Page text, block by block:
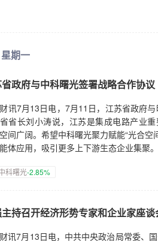
期一
政府与中科曙光签署战略合作协议
讯7月13日电，7月11日，江苏省政府
省长刘小涛说，江苏是集成电路产业
间广阔。希望中科曙光聚力赋能“光合
体应用，吸引更多上下游生态企业集聚
科曙光-2.85%
持召开经济形势专家和企业家座谈
讯7月13日电，中共中央政治局常委、